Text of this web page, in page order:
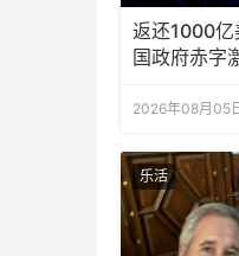
返还1000亿
国政府赤字
2026年08月05
乐活